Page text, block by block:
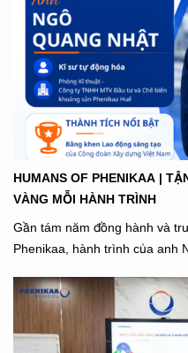
HUMANS OF PHENIKAA |
VÀNG MỖI HÀNH TRÌNH
Gần tám năm đồng hành và
Phenikaa, hành trình của anh